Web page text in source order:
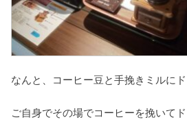
なんと、コーヒー豆と手挽きミルに
ご自身でその場でコーヒーを挽いて